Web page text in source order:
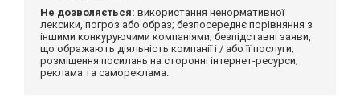
Не дозволяється: використання ненормативної
лексики, погроз або образ; безпосереднє порівняння з
іншими конкуруючими компаніями; безпідставні заяви,
що ображають діяльність компанії і / або її послуги;
розміщення посилань на сторонні інтернет-ресурси;
реклама та самореклама.